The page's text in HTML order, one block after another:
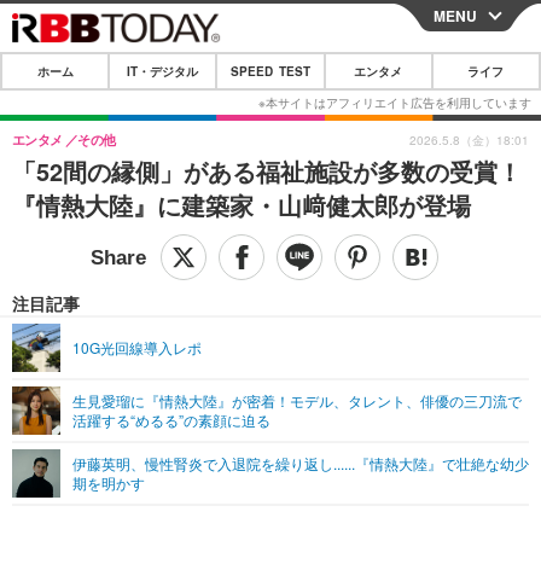
CLOSE
ホーム
IT・デジタル
IT・デジタルTOP スマートフォン
ショッピング その他
SPEED TEST
エンタメTOP 映画・ドラマ
グラビア
ショッピング その他
ライフTOP
その他
リリース一覧
プッシュ通知の停止方法
MENU
ホーム IT・デジタル SPEED TEST エンタメ ライフ
「52間の縁側」がある福祉施設が多数の受賞！
『情熱大陸』に建築家・山﨑健太郎が登場
エンタメ その他
注目記事
10G光回線導入レポ
生見愛瑠に『情熱大陸』が密着！モデル、タレント、俳優の三刀流で
活躍する“めるる”の素顔に迫る
伊藤英明、慢性腎炎で入退院を繰り返し......『情熱大陸』で壮絶な幼少
期を明かす
2026.5.8（金）18:01